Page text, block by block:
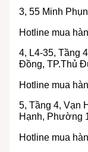
3, 55 Minh
Hotline mua
4, L4-35, Tầng
Đồng, TP.Thủ
Hotline mua
5, Tầng 4, Vạn
Hạnh, Phường
Hotline mua